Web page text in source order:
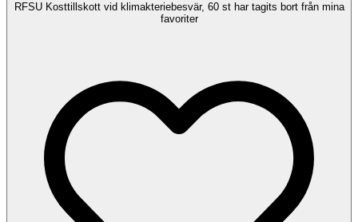
RFSU Kosttillskott vid klimakteriebesvär, 60 st har tagits bort från mina
favoriter